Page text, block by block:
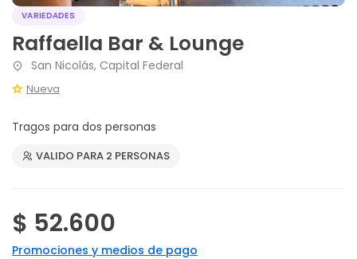
VARIEDADES
Raffaella Bar & Lounge
San Nicolás, Capital Federal
Nueva
Tragos para dos personas
VALIDO PARA 2 PERSONAS
$ 52.600
Promociones y medios de pago